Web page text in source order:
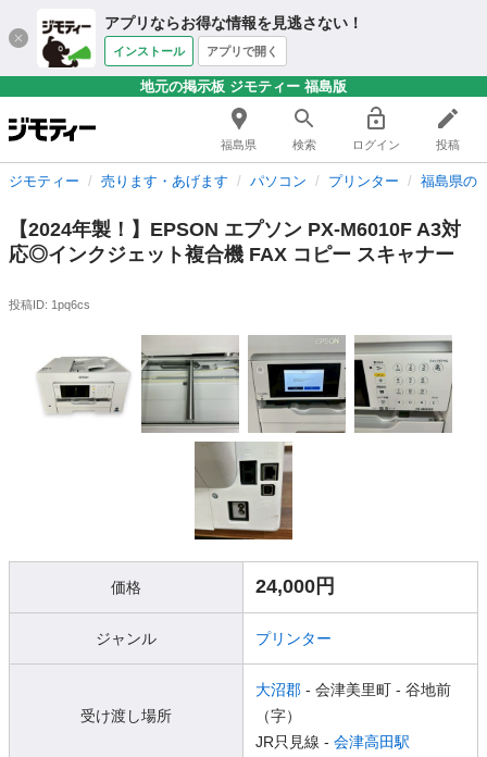
アプリならお得な情報を見逃さない！
インストール アプリで開く
地元の掲示板 ジモティー 福島版
福島県 検索 ログイン 投稿
ジモティー 売ります・あげます パソコン プリンター 福島県の
【2024年製！】EPSON エプソン PX-M6010F A3対
応◎インクジェット複合機 FAX コピー スキャナー
投稿ID: 1pq6cs
価格 24,000円
ジャンル プリンター
受け渡し場所
大沼郡 - 会津美里町 - 谷地前
（字）
JR只見線 - 会津高田駅